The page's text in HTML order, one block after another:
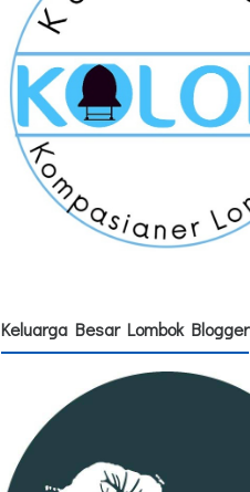
Keluarga Besar Lombok Blogger